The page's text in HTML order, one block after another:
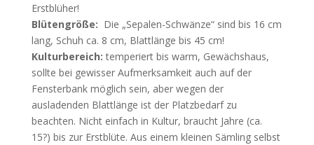
Erstblüher!
Blütengröße: Die „Sepalen-Schwänze“ sind bis 16 cm
lang, Schuh ca. 8 cm, Blattlänge bis 45 cm!
Kulturbereich: temperiert bis warm, Gewächshaus,
sollte bei gewisser Aufmerksamkeit auch auf der
Fensterbank möglich sein, aber wegen der
ausladenden Blattlänge ist der Platzbedarf zu
beachten. Nicht einfach in Kultur, braucht Jahre (ca.
15?) bis zur Erstblüte. Aus einem kleinen Sämling selbst